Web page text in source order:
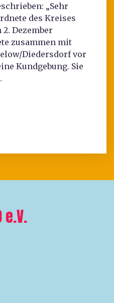
„Sehr
des Kreises
Dezember
zusammen mit
Diedersdorf vor
Kundgebung. Sie
e.V.